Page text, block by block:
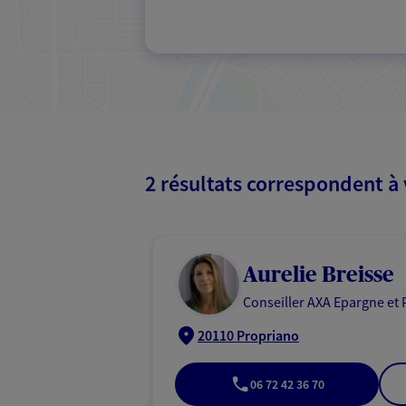
2 résultats correspondent
Aurelie Breisse
Conseiller AXA Epargne
20110 Propriano
06 72 42 36 70